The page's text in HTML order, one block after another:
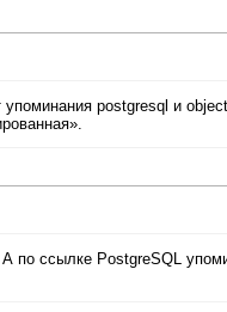
postgresql и
по ссылке PostgreSQL